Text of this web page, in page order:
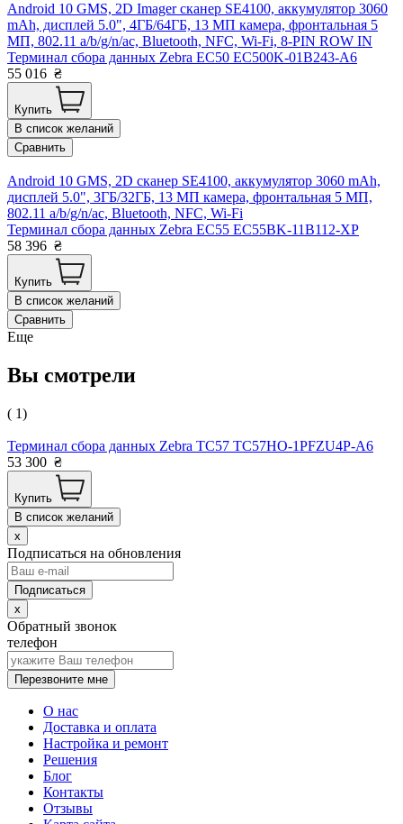
Android 10 GMS, 2D Imager сканер SE4100, аккумулятор 3060
mAh, дисплей 5.0", 4ГБ/64ГБ, 13 МП камера, фронтальная 5
МП, 802.11 a/b/g/n/ac, Bluetooth, NFC, Wi-Fi, 8-PIN ROW IN
Терминал сбора данных Zebra EC50 EC500K-01B243-A6
55 016 ₴
Купить
В список желаний
Сравнить
Android 10 GMS, 2D сканер SE4100, аккумулятор 3060 mAh,
дисплей 5.0", 3ГБ/32ГБ, 13 МП камера, фронтальная 5 МП,
802.11 a/b/g/n/ac, Bluetooth, NFC, Wi-Fi
Терминал сбора данных Zebra EC55 EC55BK-11B112-XP
58 396 ₴
Купить
В список желаний
Сравнить
Еще
Вы смотрели
( 1)
Терминал сбора данных Zebra TC57 TC57HO-1PFZU4P-A6
53 300 ₴
Купить
В список желаний
x
Подписаться на обновления
x
Обратный звонок
телефон
Перезвоните мне
О нас
Доставка и оплата
Настройка и ремонт
Решения
Блог
Контакты
Отзывы